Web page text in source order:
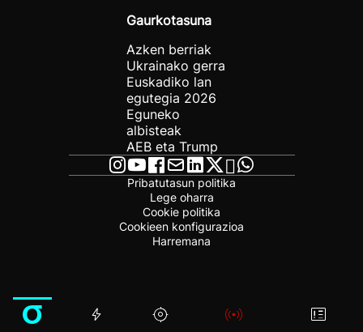
Gaurkotasuna
Azken berriak
Ukrainako gerra
Euskadiko lan
egutegia 2026
Eguneko
albisteak
AEB eta Trump
Pribatutasun politika
Lege oharra
Cookie politika
Cookieen konfigurazioa
Harremana